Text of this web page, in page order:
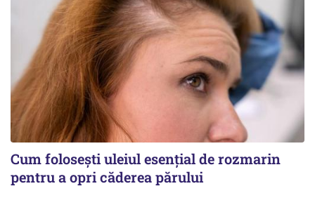
Cum folosești uleiul esențial de rozmarin
pentru a opri căderea părului